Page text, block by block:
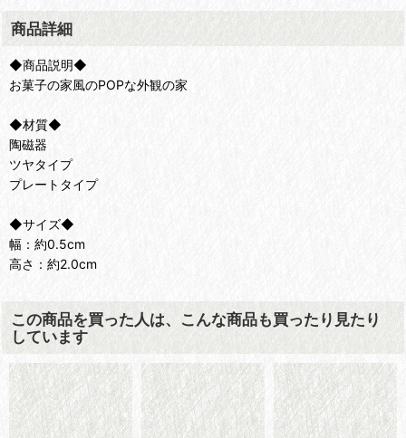
商品詳細
◆商品説明◆
お菓子の家風のPOPな外観の家
◆材質◆
陶磁器
ツヤタイプ
プレートタイプ
◆サイズ◆
幅：約0.5cm
高さ：約2.0cm
この商品を買った人は、こんな商品も買ったり見たり
しています